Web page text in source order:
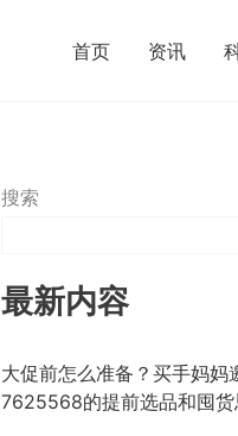
首页 资讯
搜索
最新内容
大促前怎么准备？买手妈妈
7625568的提前选品和囤货